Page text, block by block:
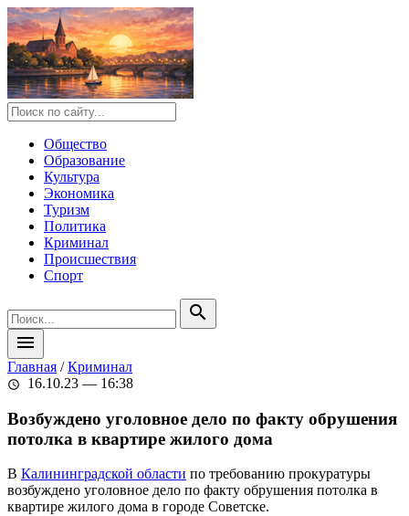
Общество
Образование
Культура
Экономика
Туризм
Политика
Криминал
Происшествия
Спорт
search
menu
Главная /Криминал
schedule 16.10.23 — 16:38
Возбуждено уголовное дело по факту обрушения
потолка в квартире жилого дома
В Калининградской области по требованию прокуратуры
возбуждено уголовное дело по факту обрушения потолка в
квартире жилого дома в городе Советске.